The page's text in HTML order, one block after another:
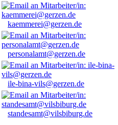
kaemmerei@gerzen.de
personalamt@gerzen.de
ile-bina-vils@gerzen.de
standesamt@vilsbiburg.de